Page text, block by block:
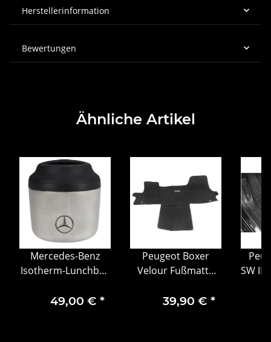
Herstellerinformation
Bewertungen
Ähnliche Artikel
Mercedes-Benz
Isotherm-Lunchbox
Edelstahl
49,00 € *
Peugeot Boxer
Velour Fußmatte
1610306880
39,90 € *
SW II